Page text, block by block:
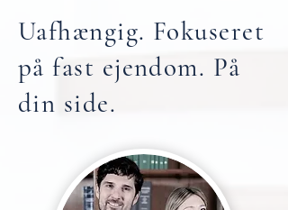
Uafhængig. Fokuseret
på fast ejendom. På
din side.